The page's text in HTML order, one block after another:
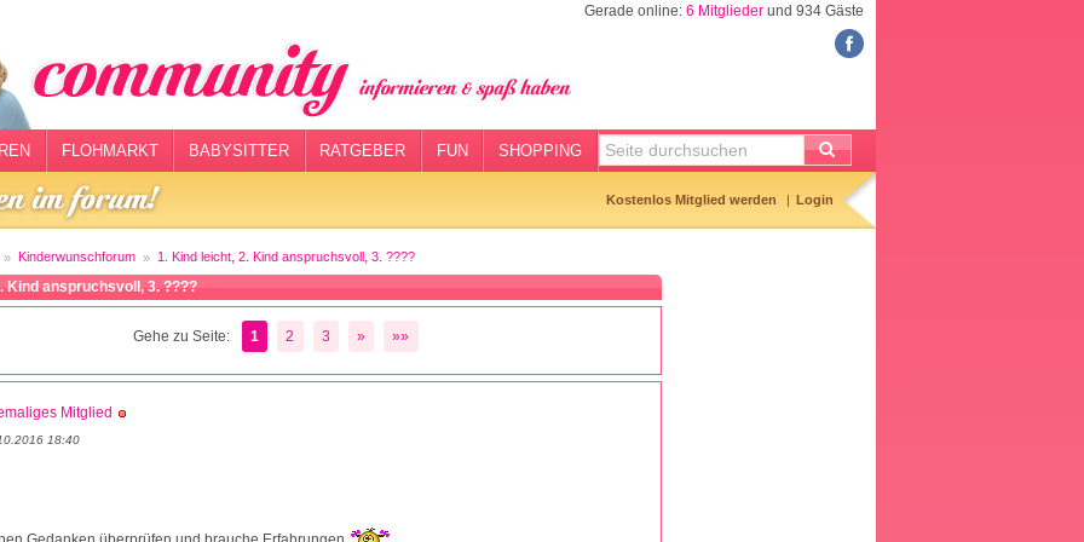
Gerade online: 6 Mitglieder und 934 Gäste
FLOHMARKT BABYSITTER RATGEBER FUN SHOPPING
Kostenlos Mitglied werden Login
Kinderwunschforum 1. Kind leicht, 2. Kind anspruchsvoll, 3. ????
Kind anspruchsvoll, 3. ????
Gehe zu Seite: 1 2 3 » »»
Mitglied
18:40